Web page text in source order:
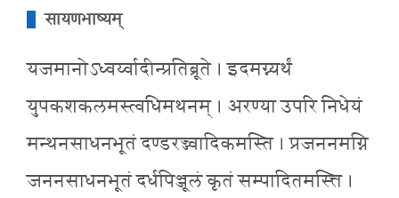
सायणभाष्यम्
यजमानोऽध्वर्य्वादीन्प्रतिब्रूते । इदमग्न्यर्थं
युपकशकलमस्त्वधिमथनम् । अरण्या उपरि निधेयं
मन्थनसाधनभूतं दण्डरज्ज्वादिकमस्ति । प्रजननमग्नि
जननसाधनभूतं दर्धपिञ्जूलं कृतं सम्पादितमस्त्ति ।